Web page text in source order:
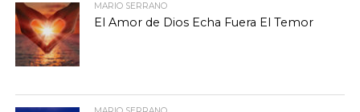
MARIO SERRANO
El Amor de Dios Echa Fuera El Temor